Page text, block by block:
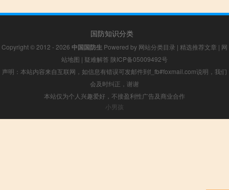
国防知识分类
Copyright © 2012 - 2026 中国国防生 Powered by 网站分类目录 | 精选推荐文章 | 网
站地图 | 疑难解答 陕ICP备05009492号
声明：本站内容来自互联网，如信息有错误可发邮件到f_fb#foxmail.com说明，我们
会及时纠正，谢谢
本站仅为个人兴趣爱好，不接盈利性广告及商业合作
小男孩